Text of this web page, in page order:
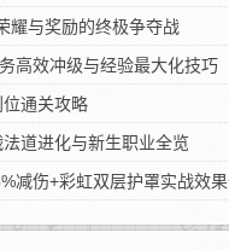
耀与奖励的终极争夺战
高效冲级与经验最大化技巧
通关攻略
道进化与新生职业全览
减伤+彩虹双层护罩实战效